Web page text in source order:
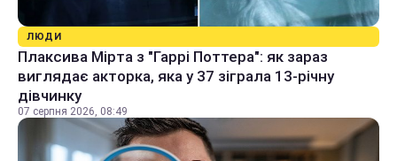
ЛЮДИ
Плаксива Мірта з "Гаррі Поттера": як зараз
виглядає акторка, яка у 37 зіграла 13-річну
дівчинку
07 серпня 2026, 08:49